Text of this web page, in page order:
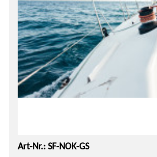
Art-Nr.: SF-NOK-GS